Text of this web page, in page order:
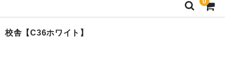
HOME
校舎【C36ホワイト】